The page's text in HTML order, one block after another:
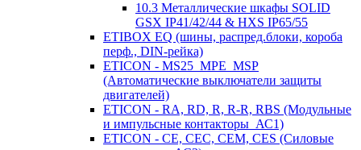
10.3 Металлические шкафы SOLID
GSX IP41/42/44 & HXS IP65/55
ETIBOX EQ (шины, распред.блоки, короба
перф., DIN-рейка)
ETICON - MS25_MPE_MSP
(Автоматические выключатели защиты
двигателей)
ETICON - RA, RD, R, R-R, RBS (Модульные
и импульсные контакторы_АС1)
ETICON - CE, CEC, CEM, CES (Силовые